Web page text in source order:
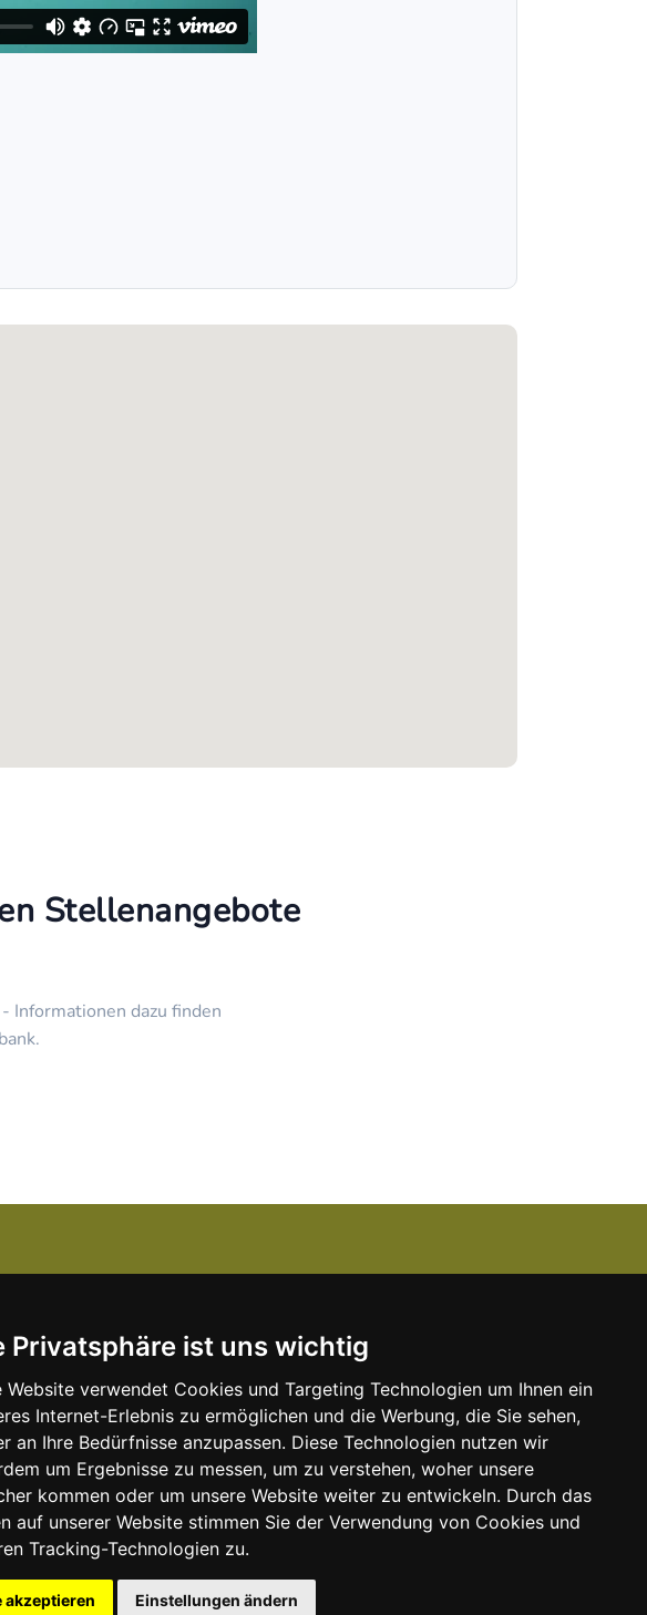
Privatsphäre ist uns wichtig
Website verwendet Cookies und Targeting Technologien um Ihnen ein
Internet-Erlebnis zu ermöglichen und die Werbung, die Sie sehen,
an Ihre Bedürfnisse anzupassen. Diese Technologien nutzen wir
um Ergebnisse zu messen, um zu verstehen, woher unsere
kommen oder um unsere Website weiter zu entwickeln. Durch das
auf unserer Website stimmen Sie der Verwendung von Cookies und
Tracking-Technologien zu.
akzeptieren Einstellungen ändern
Stellenangebote
Informationen dazu finden
schalten
Anzeigen Pakete /
Ihrer Anzeige
Kanzlei-Job Blog
Unser Team
Unserer Dienstleistungen
Kontakt zu uns
Kooperationspartner